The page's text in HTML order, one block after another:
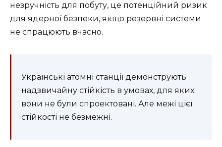
незручність для побуту, це потенційний ризик
для ядерної безпеки, якщо резервні системи
не спрацюють вчасно.
Українські атомні станції демонструють
надзвичайну стійкість в умовах, для яких
вони не були спроектовані. Але межі цієї
стійкості не безмежні.